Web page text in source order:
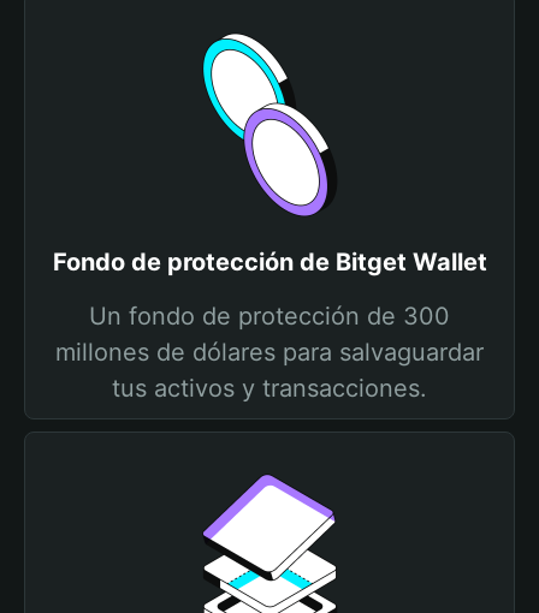
Fondo de protección de Bitget Wallet
Un fondo de protección de 300
millones de dólares para salvaguardar
tus activos y transacciones.